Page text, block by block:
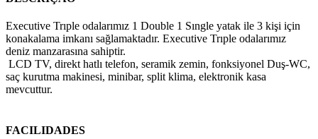
Executive Trıple odalarımız 1 Double 1 Sıngle yatak ile 3 kişi için
konakalama imkanı sağlamaktadır. Executive Trıple odalarımız
deniz manzarasına sahiptir.
LCD TV, direkt hatlı telefon, seramik zemin, fonksiyonel Duş-WC,
saç kurutma makinesi, minibar, split klima, elektronik kasa
mevcuttur.
FACILIDADES